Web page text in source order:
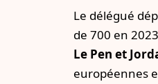
Le délégué
de 700 en
Le Pen et
européennes